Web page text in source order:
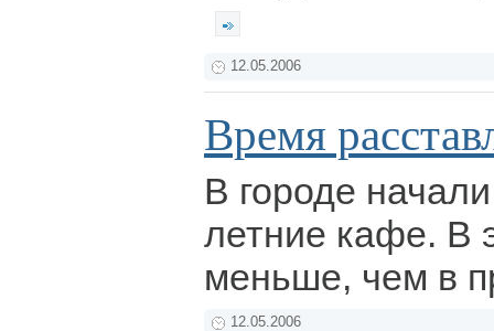
12.05.2006
Время
В городе
летние кафе. В
меньше, чем в
12.05.2006